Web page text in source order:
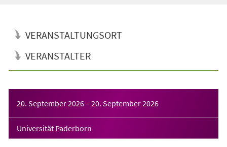
VERANSTALTUNGSORT
VERANSTALTER
20. September 2026– 20. September 2026
Universität Paderborn